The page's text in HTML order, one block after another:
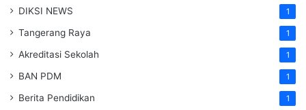
DIKSI NEWS 1
Tangerang Raya 1
Akreditasi Sekolah 1
BAN PDM 1
Berita Pendidikan 1